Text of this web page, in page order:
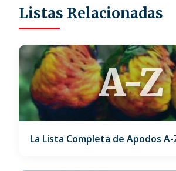
Listas Relacionadas
A-Z
La Lista Completa de Apodos A-